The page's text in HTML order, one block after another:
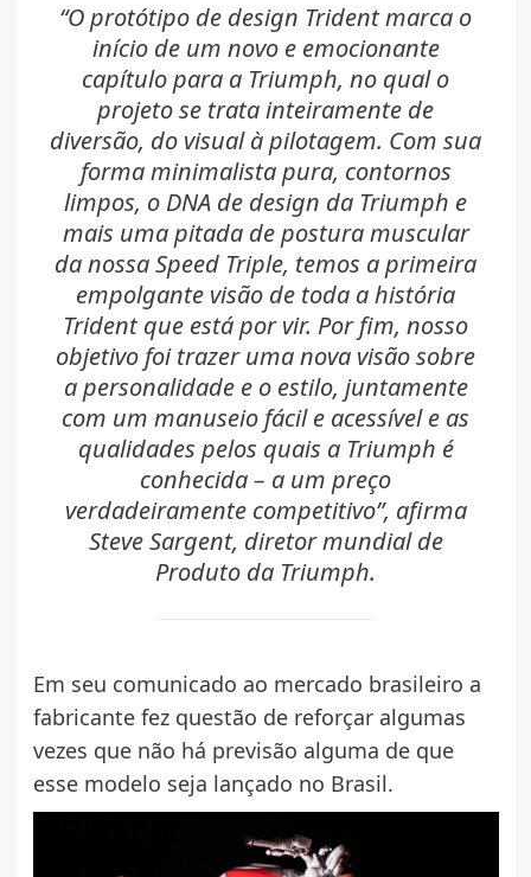
“O protótipo de design Trident marca o
início de um novo e emocionante
capítulo para a Triumph, no qual o
projeto se trata inteiramente de
diversão, do visual à pilotagem. Com sua
forma minimalista pura, contornos
limpos, o DNA de design da Triumph e
mais uma pitada de postura muscular
da nossa Speed Triple, temos a primeira
empolgante visão de toda a história
Trident que está por vir. Por fim, nosso
objetivo foi trazer uma nova visão sobre
a personalidade e o estilo, juntamente
com um manuseio fácil e acessível e as
qualidades pelos quais a Triumph é
conhecida – a um preço
verdadeiramente competitivo”, afirma
Steve Sargent, diretor mundial de
Produto da Triumph.
Em seu comunicado ao mercado brasileiro a
fabricante fez questão de reforçar algumas
vezes que não há previsão alguma de que
esse modelo seja lançado no Brasil.